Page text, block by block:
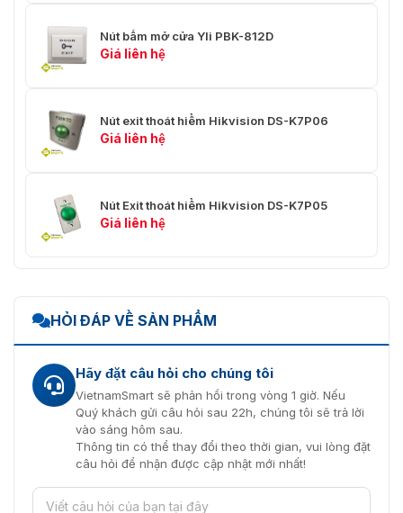
Nút bấm mở cửa Yli PBK-812D
Giá liên hệ
Nút exit thoát hiểm Hikvision DS-K7P06
Giá liên hệ
Nút Exit thoát hiểm Hikvision DS-K7P05
Giá liên hệ
HỎI ĐÁP VỀ SẢN PHẨM
Hãy đặt câu hỏi cho chúng tôi
VietnamSmart sẽ phản hồi trong vòng 1 giờ. Nếu
Quý khách gửi câu hỏi sau 22h, chúng tôi sẽ trả lời
vào sáng hôm sau.
Thông tin có thể thay đổi theo thời gian, vui lòng đặt
câu hỏi để nhận được cập nhật mới nhất!